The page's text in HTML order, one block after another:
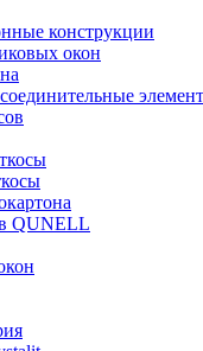
конструкции
окон
QUNELL